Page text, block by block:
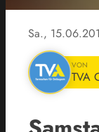
Sa.,
VON
TVA